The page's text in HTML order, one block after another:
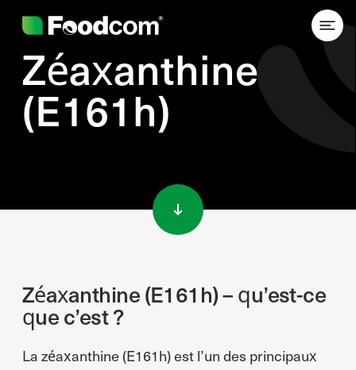
Zéaxanthine
(E161h)
Zéaxanthine (E161h) – qu’est-ce
que c’est ?
La zéaxanthine (E161h) est l’un des principaux